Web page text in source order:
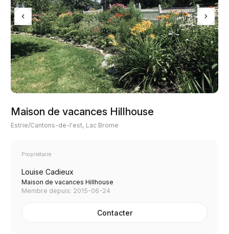
Maison de vacances Hillhouse
Estrie/Cantons-de-l'est, Lac Brome
Propriétaire
Louise Cadieux
Maison de vacances Hillhouse
Membre depuis: 2015-06-24
Contacter